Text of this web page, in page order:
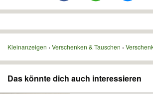
Kleinanzeigen Verschenken & Tauschen
Das könnte dich auch interessieren